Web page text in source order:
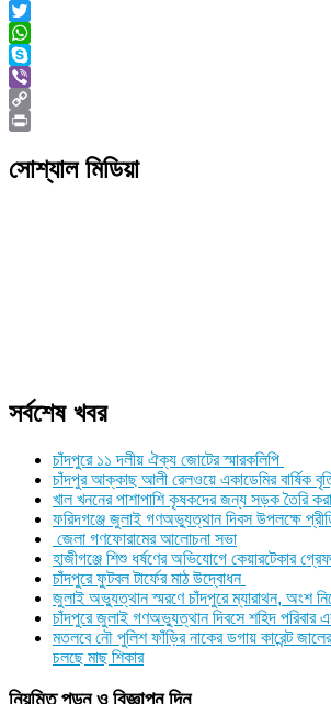
Messenger
Twitter
WhatsApp
Skype
Viber
Copy
সোশ্যাল মিডিয়া
সর্বশেষ খবর
চাঁদপুরে ১১ দলীয় ঐক্য জোটের স্মারকলিপি
চাঁদপুর আক্কাছ আলী রেলওয়ে একাডেমির বার্ষিক
খাল খননের পাশাপাশি কৃষকদের জন্য সড়ক তৈরি
ফরিদগঞ্জে জুলাই গণঅভ্যুত্থান দিবস উপলক্ষে প্রীতি
জেলা গণফোরামের আলোচনা সভা
হাজীগঞ্জে শিশু ধর্ষণের অভিযোগে কেয়ারটেকার
চাঁদপুরে ফুটবল টার্ফের মাঠ উদ্বোধন
জুলাই অভ্যুত্থান স্মরণে চাঁদপুরে ম্যারাথন, অংশ
চাঁদপুরে জুলাই গণঅভ্যুত্থান দিবসে শহিদ পরিবার
মতলবে নৌ পুলিশ ফাঁড়ির নাকের ডগায় কারেন্ট
চলছে মাছ শিকার